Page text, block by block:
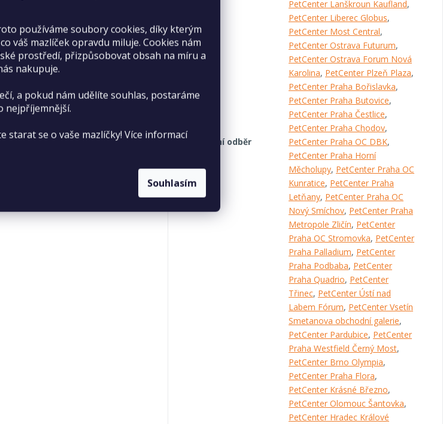
používáme soubory cookies, díky kterým
váš mazlíček opravdu miluje. Cookies nám
prostředí, přizpůsobovat obsah na míru a
nakupuje.
a pokud nám udělíte souhlas, postaráme
nejpříjemnější.
starat se o vaše mazlíčky! Více informací
Souhlasím
Osobní odběr
PetCenter Lanškroun Kaufland,
PetCenter Liberec Globus,
PetCenter Most Central,
PetCenter Ostrava Futurum,
PetCenter Ostrava Forum Nová
Karolina, PetCenter Plzeň Plaza,
PetCenter Praha Bořislavka,
PetCenter Praha Butovice,
PetCenter Praha Čestlice,
PetCenter Praha Chodov,
PetCenter Praha OC DBK,
PetCenter Praha Horní
Měcholupy, PetCenter Praha OC
Kunratice, PetCenter Praha
Letňany, PetCenter Praha OC
Nový Smíchov, PetCenter Praha
Metropole Zličín, PetCenter
Praha OC Stromovka, PetCenter
Praha Palladium, PetCenter
Praha Podbaba, PetCenter
Praha Quadrio, PetCenter
Třinec, PetCenter Ústí nad
Labem Fórum, PetCenter Vsetín
Smetanova obchodní galerie,
PetCenter Pardubice, PetCenter
Praha Westfield Černý Most,
PetCenter Brno Olympia,
PetCenter Praha Flora,
PetCenter Krásné Březno,
PetCenter Olomouc Šantovka,
PetCenter Hradec Králové